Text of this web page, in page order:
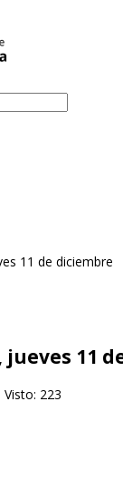
11 de diciembre
11
Visto: 223